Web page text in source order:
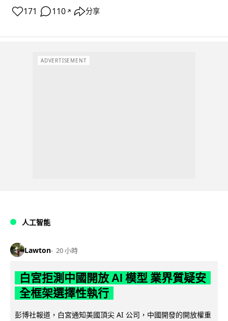
171 110 ↗ 分享
ADVERTISEMENT
人工智能
Lawton 20 小時
白宮拒測中國開放 AI 模型 業界質疑安
全框架選擇性執行
彭博社報道，白宮通知美國頂尖 AI 公司，中國開發的開放權重